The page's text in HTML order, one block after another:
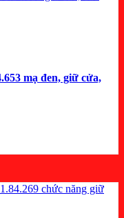
mạ đen, giữ cửa,